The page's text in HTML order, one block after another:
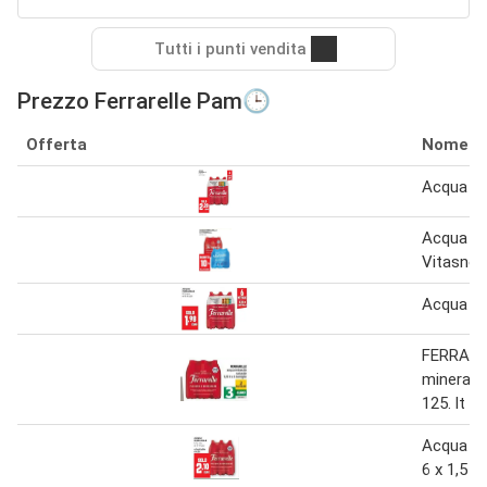
Tutti i punti vendita
Prezzo Ferrarelle Pam🕒
Offerta Nome
Acqua
Acqua
Acqua
125. lt x
Acqua
6 x 1,5 lt